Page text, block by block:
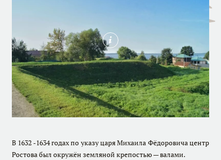
В 1632 -1634 годах по указу царя Михаила Фёдоровича центр
Ростова был окружён земляной крепостью — валами.